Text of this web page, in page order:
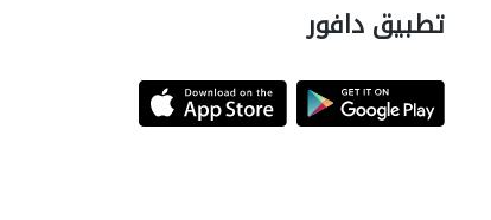
تطبيق دافور